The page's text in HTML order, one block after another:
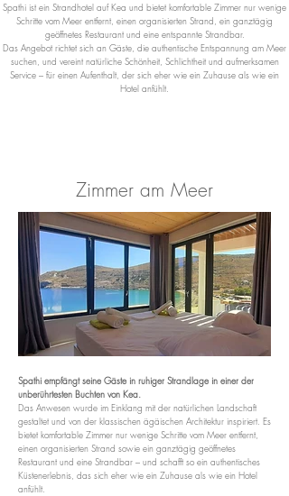
Spathi ist ein Strandhotel auf Kea und bietet komfortable Zimmer nur wenige
Schritte vom Meer entfernt, einen organisierten Strand, ein ganztägig
geöffnetes Restaurant und eine entspannte Strandbar.
Das Angebot richtet sich an Gäste, die authentische Entspannung am Meer
suchen, und vereint natürliche Schönheit, Schlichtheit und aufmerksamen
Service – für einen Aufenthalt, der sich eher wie ein Zuhause als wie ein
Hotel anfühlt.
Zimmer am Meer
Spathi empfängt seine Gäste in ruhiger Strandlage in einer der
unberührtesten Buchten von Kea.
Das Anwesen wurde im Einklang mit der natürlichen Landschaft
gestaltet und von der klassischen ägäischen Architektur inspiriert. Es
bietet komfortable Zimmer nur wenige Schritte vom Meer entfernt,
einen organisierten Strand sowie ein ganztägig geöffnetes
Restaurant und eine Strandbar – und schafft so ein authentisches
Küstenerlebnis, das sich eher wie ein Zuhause als wie ein Hotel
anfühlt.